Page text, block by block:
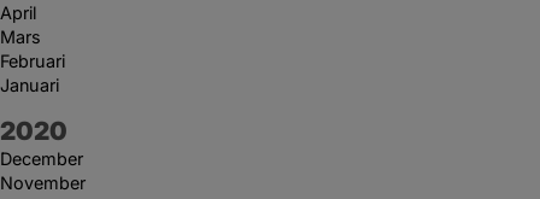
April
Mars
Februari
Januari
År:
2020
December
November